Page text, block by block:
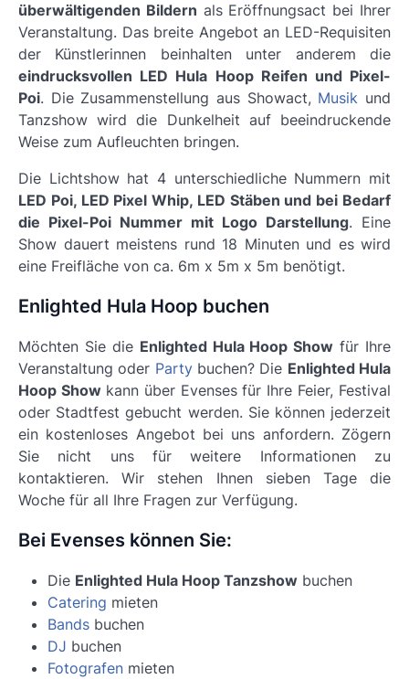
überwältigenden Bildern als Eröffnungsact bei Ihrer
Veranstaltung. Das breite Angebot an LED-Requisiten
der Künstlerinnen beinhalten unter anderem die
eindrucksvollen LED Hula Hoop Reifen und Pixel-
Poi. Die Zusammenstellung aus Showact, Musik und
Tanzshow wird die Dunkelheit auf beeindruckende
Weise zum Aufleuchten bringen.
Die Lichtshow hat 4 unterschiedliche Nummern mit
LED Poi, LED Pixel Whip, LED Stäben und bei Bedarf
die Pixel-Poi Nummer mit Logo Darstellung. Eine
Show dauert meistens rund 18 Minuten und es wird
eine Freifläche von ca. 6m x 5m x 5m benötigt.
Enlighted Hula Hoop buchen
Möchten Sie die Enlighted Hula Hoop Show für Ihre
Veranstaltung oder Partybuchen? Die Enlighted Hula
Hoop Show kann über Evenses für Ihre Feier, Festival
oder Stadtfest gebucht werden. Sie können jederzeit
ein kostenloses Angebot bei uns anfordern. Zögern
Sie nicht uns für weitere Informationen zu
kontaktieren. Wir stehen Ihnen sieben Tage die
Woche für all Ihre Fragen zur Verfügung.
Bei Evenses können Sie:
Die Enlighted Hula Hoop Tanzshow buchen
Catering mieten
Bands buchen
DJ buchen
Fotografen mieten